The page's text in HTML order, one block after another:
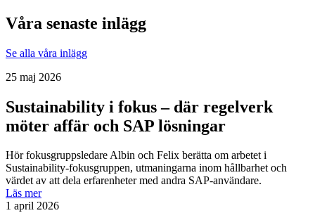
Våra senaste inlägg
Se alla våra inlägg
25 maj 2026
Sustainability i fokus – där regelverk
möter affär och SAP lösningar
Hör fokusgruppsledare Albin och Felix berätta om arbetet i
Sustainability-fokusgruppen, utmaningarna inom hållbarhet och
värdet av att dela erfarenheter med andra SAP-användare.
Läs mer
1 april 2026